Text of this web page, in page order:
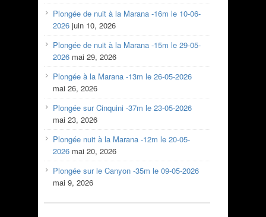
Plongée de nuit à la Marana -16m le 10-06-
2026 juin 10, 2026
Plongée de nuit à la Marana -15m le 29-05-
2026 mai 29, 2026
Plongée à la Marana -13m le 26-05-2026
mai 26, 2026
Plongée sur Cinquini -37m le 23-05-2026
mai 23, 2026
Plongée nuit à la Marana -12m le 20-05-
2026 mai 20, 2026
Plongée sur le Canyon -35m le 09-05-2026
mai 9, 2026